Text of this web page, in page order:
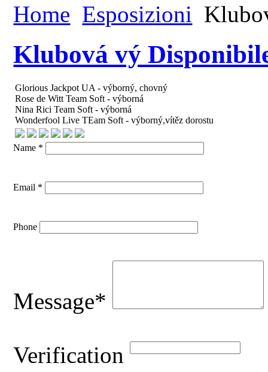
Home Esposizioni
Klubová vý
Glorious Jackpot UA - výborný, chovný
Rose de Witt Team Soft - výborná
Nina Rici Team Soft - výborná
Wonderfool Live TEam Soft - výborný,vítěz dorostu
Name *
Email *
Phone
Message*
Verification